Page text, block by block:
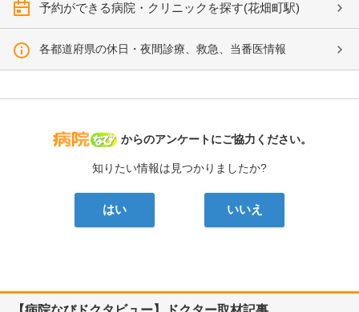
予約ができる病院・クリニックを探す(花畑町駅)
各都道府県の休日・夜間診療、救急、当番医情報
病院なび
からのアンケートにご協力ください。
知りたい情報は見つかりましたか?
はい いいえ